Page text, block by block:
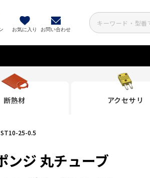
お気に入り お問い合わせ
断熱材 アクセサリ
25-0.5
ンジ 丸チューブ